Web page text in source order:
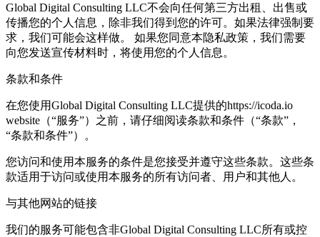
Global Digital Consulting LLC不会向任何第三方出租、出售或
传播您的个人信息，除非我们得到您的许可。如果法律强制要
求，我们可能会这样做。 如果您同意本隐私政策，我们需要
向您发送宣传材料时，将使用您的个人信息。
条款和条件
在您使用Global Digital Consulting LLC提供的https://icoda.io
website（“服务”）之前，请仔细阅读条款和条件（“条款”，
“条款和条件”）。
您访问和使用本服务的条件是您接受并遵守这些条款。这些条
款适用于访问或使用本服务的所有访问者、用户和其他人。
与其他网站的链接
我们的服务可能包含非Global Digital Consulting LLC所有或控